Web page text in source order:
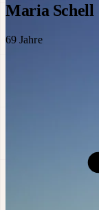
Maria Schell
69 Jahre